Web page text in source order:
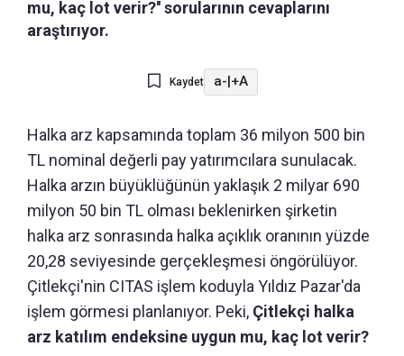
mu, kaç lot verir?'' sorularının cevaplarını
araştırıyor.
Kaydet a- +A
Halka arz kapsamında toplam 36 milyon 500 bin
TL nominal değerli pay yatırımcılara sunulacak.
Halka arzın büyüklüğünün yaklaşık 2 milyar 690
milyon 50 bin TL olması beklenirken şirketin
halka arz sonrasında halka açıklık oranının yüzde
20,28 seviyesinde gerçekleşmesi öngörülüyor.
Çitlekçi'nin CITAS işlem koduyla Yıldız Pazar'da
işlem görmesi planlanıyor. Peki, Çitlekçi halka
arz katılım endeksine uygun mu, kaç lot verir?